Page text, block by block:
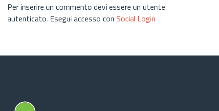
Per inserire un commento devi essere un utente
autenticato. Esegui accesso con Social Login